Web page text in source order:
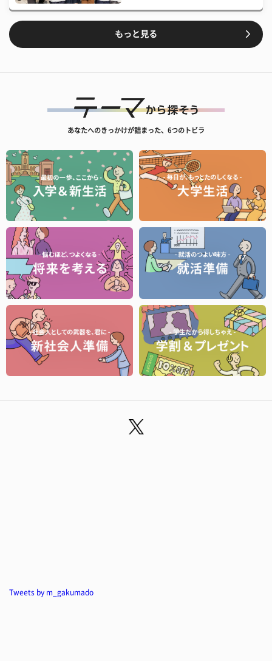
もっと見る
あなたへのきっかけが詰まった、6つのトビラ
Tweets by m_gakumado